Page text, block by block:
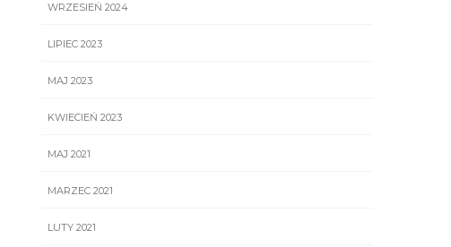
WRZESIEŃ 2024
LIPIEC 2023
MAJ 2023
KWIECIEŃ 2023
MAJ 2021
MARZEC 2021
LUTY 2021